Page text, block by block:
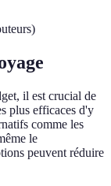
il est crucial de
plus efficaces d'y
comme les
le
peuvent réduire